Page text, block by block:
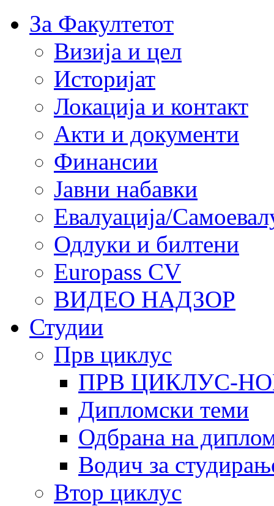
За Факултетот
Визија и цел
Историјат
Локација и контакт
Акти и документи
Финансии
Јавни набавки
Евалуација/
Одлуки и билтени
Europass CV
ВИДЕО НАДЗОР
Студии
Прв циклус
ПРВ ЦИКЛУС-
Дипломски теми
Одбрана на
Водич за
Втор циклус